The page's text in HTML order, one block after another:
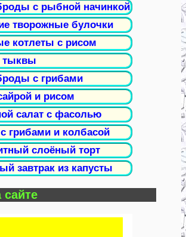
с рыбной начинкой
творожные булочки
котлеты с рисом
тыквы
с грибами
и рисом
салат с фасолью
грибами и колбасой
слоёный торт
завтрак из капусты
сайте